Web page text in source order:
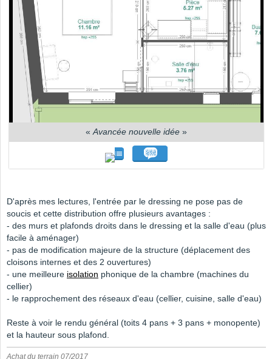
« Avancée nouvelle idée »
D'après mes lectures, l'entrée par le dressing ne pose pas de
soucis et cette distribution offre plusieurs avantages :
- des murs et plafonds droits dans le dressing et la salle d'eau (plus
facile à aménager)
- pas de modification majeure de la structure (déplacement des
cloisons internes et des 2 ouvertures)
- une meilleure isolation phonique de la chambre (machines du
cellier)
- le rapprochement des réseaux d'eau (cellier, cuisine, salle d'eau)
Reste à voir le rendu général (toits 4 pans + 3 pans + monopente)
et la hauteur sous plafond.
Achat du terrain 07/2017